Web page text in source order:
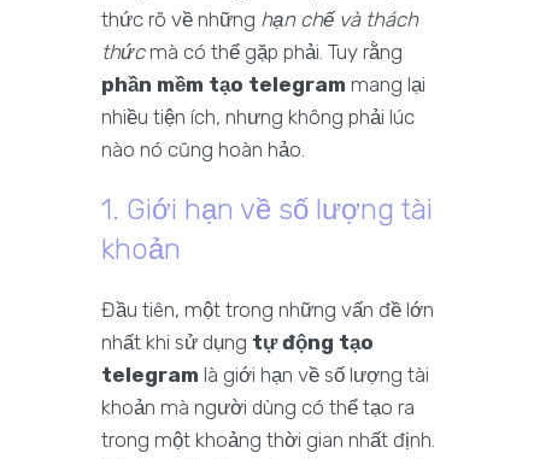
thức rõ về những hạn chế và thách
thứcmà có thể gặp phải. Tuy rằng
phần mềm tạo telegram mang lại
nhiều tiện ích, nhưng không phải lúc
nào nó cũng hoàn hảo.
1. Giới hạn về số lượng tài
khoản
Đầu tiên, một trong những vấn đề lớn
nhất khi sử dụng tự động tạo
telegram là giới hạn về số lượng tài
khoản mà người dùng có thể tạo ra
trong một khoảng thời gian nhất định.